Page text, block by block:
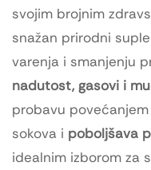
svojim brojnim
snažan prirodni
varenja i smanjenju
nadutost, gasovi i
probavu
sokova i poboljšava
idealnim izborom za